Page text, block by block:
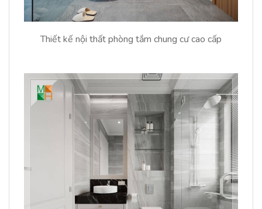
Thiết kế nội thất phòng tắm chung cư cao cấp